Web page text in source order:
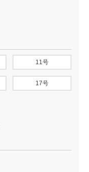
11号
17号